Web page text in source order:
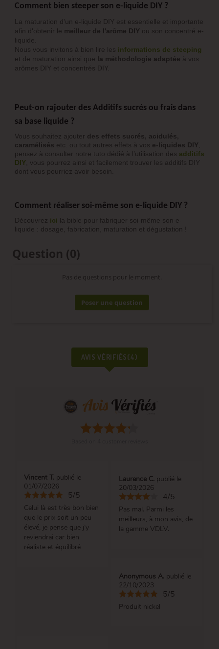
Comment bien steeper son e-liquide DIY ?
La maturation d'un e-liquide DIY est essentielle et importante
afin d'obtenir le meilleur de l'arôme DIY ou son concentré e-
liquide.
Nous vous invitons à bien lire les informations de steeping
et de maturation ainsi que la méthodologie adaptée à vos
arômes DIY et concentrés DIY.
Peut-on rajouter des Additifs sucrés ou frais dans
sa base liquide ?
Vous souhaitez ajouter des effets sucrés, acidulés,
caramélisés etc. ou tout autres effets à vos e-liquides DIY
pensez à consulter notre tuto dédié à l’utilisation des additifs
DIY , vous pourrez ainsi et facilement trouver les additifs DIY
dont vous pourriez avoir besoin.
Comment réaliser soi-même son e-liquide DIY ?
Découvrez ici la bible pour fabriquer soi-même son e-
liquide : dosage, fabrication, maturation et dégustation !
Question (0)
Pas de questions pour le moment.
Poser une question
AVIS VÉRIFIÉS(4)
Vincent T. publié le
01/07/2026
5/5
Celui là est très bon bien
que le prix soit un peu
élevé, je pense que j’y
reviendrai car bien
réaliste et équilibré
Laurence C. publié le
20/03/2026
4/5
Pas mal. Parmi les
meilleurs, à mon avis, de
la gamme VDLV.
Anonymous A. publié le
22/10/2023
5/5
Produit nickel